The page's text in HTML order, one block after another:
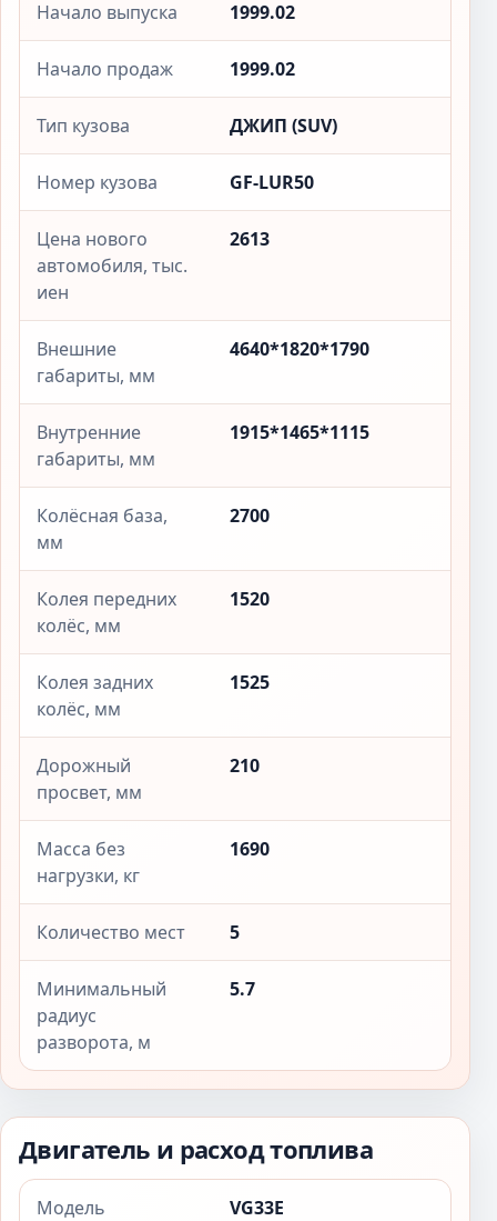
Начало выпуска 1999.02
Начало продаж 1999.02
Тип кузова ДЖИП (SUV)
Номер кузова GF-LUR50
Цена нового
автомобиля, тыс.
иен
2613
Внешние
габариты, мм
4640*1820*1790
Внутренние
габариты, мм
1915*1465*1115
Колёсная база,
мм
2700
Колея передних
колёс, мм
1520
Колея задних
колёс, мм
1525
Дорожный
просвет, мм
210
Масса без
нагрузки, кг
1690
Количество мест 5
Минимальный
радиус
разворота, м
5.7
Двигатель и расход топлива
Модель
VG33E